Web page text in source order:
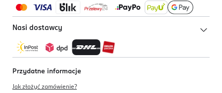
Nasi dostawcy
Przydatne informacje
Jak złożyć zamówienie?